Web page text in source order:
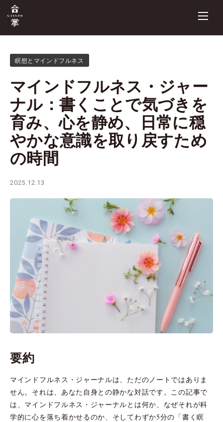
瞑想とマインドフルネス
マインドフルネス・ジャー
ナル：書くことで気づきを
育み、心を静め、日常に穏
やかな意識を取り戻すため
の時間
2025.12.13
要約
マインドフルネス・ジャーナルは、ただのノートではありま
せん。それは、あなた自身との静かな対話です。この記事で
は、マインドフルネス・ジャーナルとは何か、なぜそれが科
学的に心を落ち着かせるのか、そしてわずか5分の「書く瞑